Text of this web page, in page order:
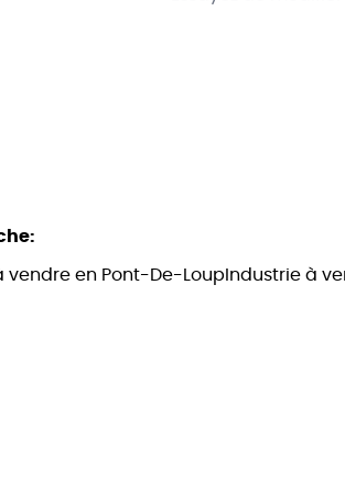
:
vendre en Pont-De-LoupIndustrie à